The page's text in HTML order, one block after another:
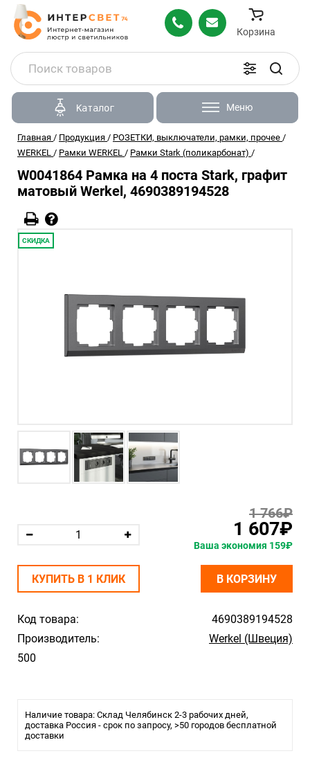
Корзина
Каталог Меню
Главная / Продукция / РОЗЕТКИ, выключатели, рамки, прочее /
WERKEL / Рамки WERKEL / Рамки Stark (поликарбонат) /
W0041864 Рамка на 4 поста Stark, графит
матовый Werkel, 4690389194528
СКИДКА
Код товара:
4690389194528
Производитель:
Werkel (Швеция)
500
Наличие товара: Склад Челябинск 2-3 рабочих дней,
доставка Россия - срок по запросу, >50 городов бесплатной
доставки
1 766₽
1 607₽
Ваша экономия 159₽
КУПИТЬ В 1 КЛИК В КОРЗИНУ